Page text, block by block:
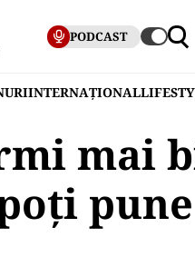
PODCAST
INTERNAȚIONAL
mai